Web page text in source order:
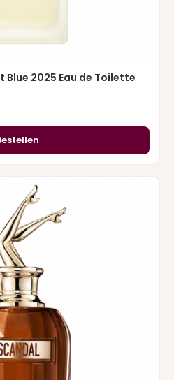
Blue 2025 Eau de Toilette